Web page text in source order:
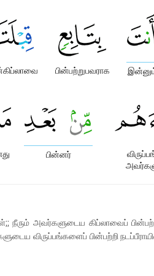
பின்பற்றுபவராக
பின்னர்
நீரும் அவர்களுடைய கிப்லாவைப்
விருப்பங்களைப் பின்பற்றி